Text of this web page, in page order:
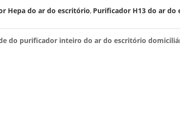
Hepa do ar do escritório, Purificador H13 do ar do
do purificador inteiro do ar do escritório